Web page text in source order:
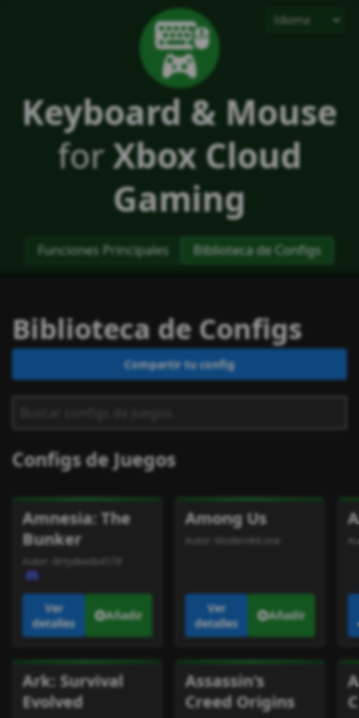
Keyboard & Mouse
forXbox Cloud
Gaming
Funciones Principales Biblioteca de Configs
Biblioteca de Configs
Compartir tu config
Configs de Juegos
Amnesia: The
Bunker
Autor: dirtydeeds4578
Ver
detalles
Añadir
Among Us
Autor: ModernKit.one
Ver
detalles
Añadir
Ark: Survival
Evolved
Assassin's
Creed Origins